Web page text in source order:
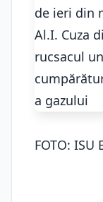
FOTO: ISU